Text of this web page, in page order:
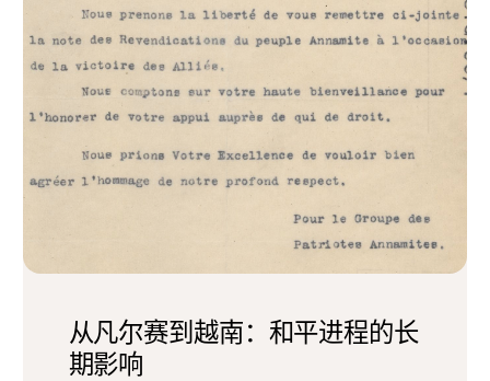
从凡尔赛到越南：和平进程的长
期影响